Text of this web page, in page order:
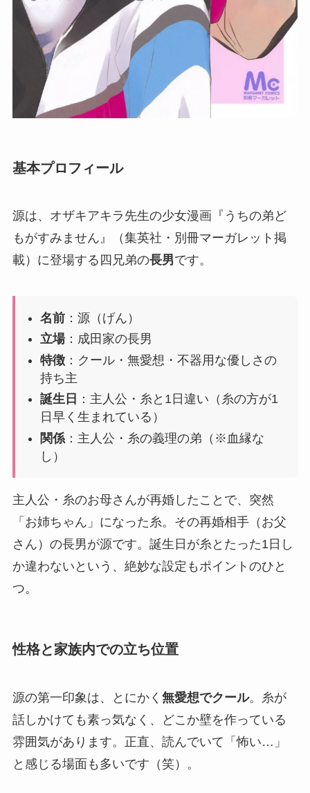
基本プロフィール
源は、オザキアキラ先生の少女漫画『うちの弟ど
もがすみません』（集英社・別冊マーガレット掲
載）に登場する四兄弟の長男です。
名前：源（げん）
立場：成田家の長男
特徴：クール・無愛想・不器用な優しさの
持ち主
誕生日 ：主人公・糸と1日違い（糸の方が1
日早く生まれている）
関係：主人公・糸の義理の弟（※血縁な
し）
主人公・糸のお母さんが再婚したことで、突然
「お姉ちゃん」になった糸。その再婚相手（お父
さん）の長男が源です。誕生日が糸とたった1日し
か違わないという、絶妙な設定もポイントのひと
つ。
性格と家族内での立ち位置
源の第一印象は、とにかく 無愛想でクール。糸が
話しかけても素っ気なく、どこか壁を作っている
雰囲気があります。正直、読んでいて「怖い…」
と感じる場面も多いです（笑）。